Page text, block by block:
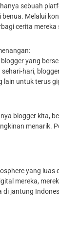
sebuah
Melalui
cerita mereka
yang
hari,
lain untuk terus
blogger kita,
menarik.
yang
mereka,
di jantung